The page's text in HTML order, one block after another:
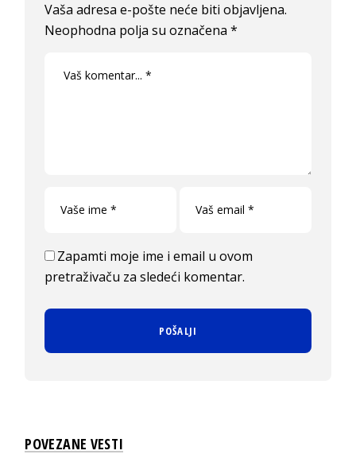
Vaša adresa e-pošte neće biti objavljena.
Neophodna polja su označena*
Zapamti moje ime i email u ovom
pretraživaču za sledeći komentar.
POVEZANE VESTI